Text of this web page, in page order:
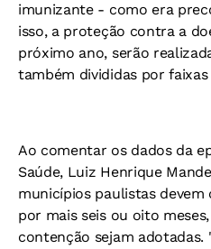
imunizante - como era
isso, a proteção contra a
próximo ano, serão
também divididas por faixas
Ao comentar os dados da
Saúde, Luiz Henrique
municípios paulistas
por mais seis ou oito
contenção sejam